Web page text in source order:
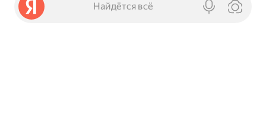
Найдётся всё